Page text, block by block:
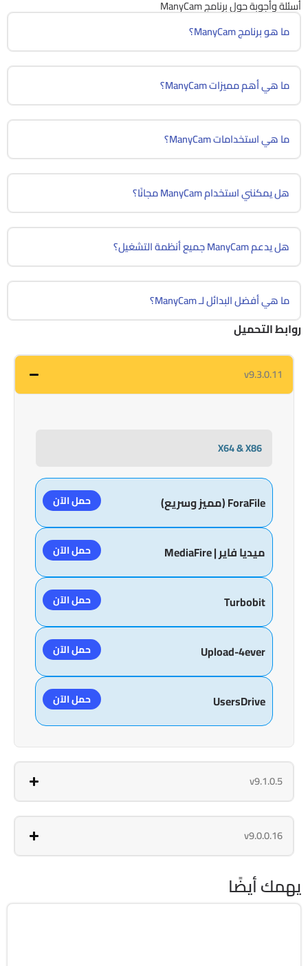
أسئلة وأجوبة حول برنامج ManyCam
ما هو برنامج ManyCam؟
ما هي أهم مميزات ManyCam؟
ما هي استخدامات ManyCam؟
هل يمكنني استخدام ManyCam مجانًا؟
هل يدعم ManyCam جميع أنظمة التشغيل؟
ما هي أفضل البدائل لـ ManyCam؟
روابط التحميل
v9.3.0.11
X64 & X86
ForaFile (مميز وسريع) حمل الآن
ميديا فاير | MediaFire حمل الآن
Turbobit حمل الآن
Upload-4ever حمل الآن
UsersDrive حمل الآن
v9.1.0.5
v9.0.0.16
يهمك أيضًا